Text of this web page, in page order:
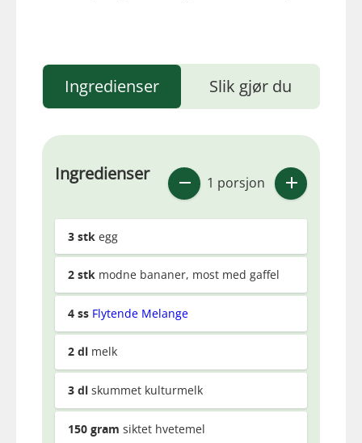
Ingredienser Slik gjør du
Ingredienser 1 porsjon
3 stk egg
2 stk modne bananer, most med gaffel
4 ss Flytende Melange
2 dl melk
3 dl skummet kulturmelk
150 gram siktet hvetemel